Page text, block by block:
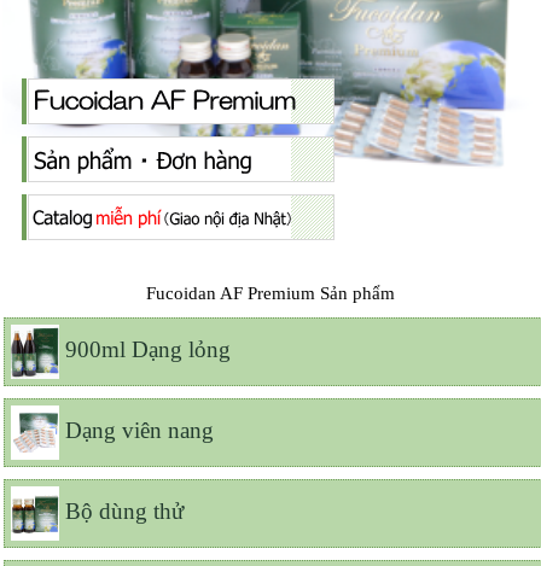
Fucoidan AF Premium Sản phẩm
900ml Dạng lỏng
Dạng viên nang
Bộ dùng thử